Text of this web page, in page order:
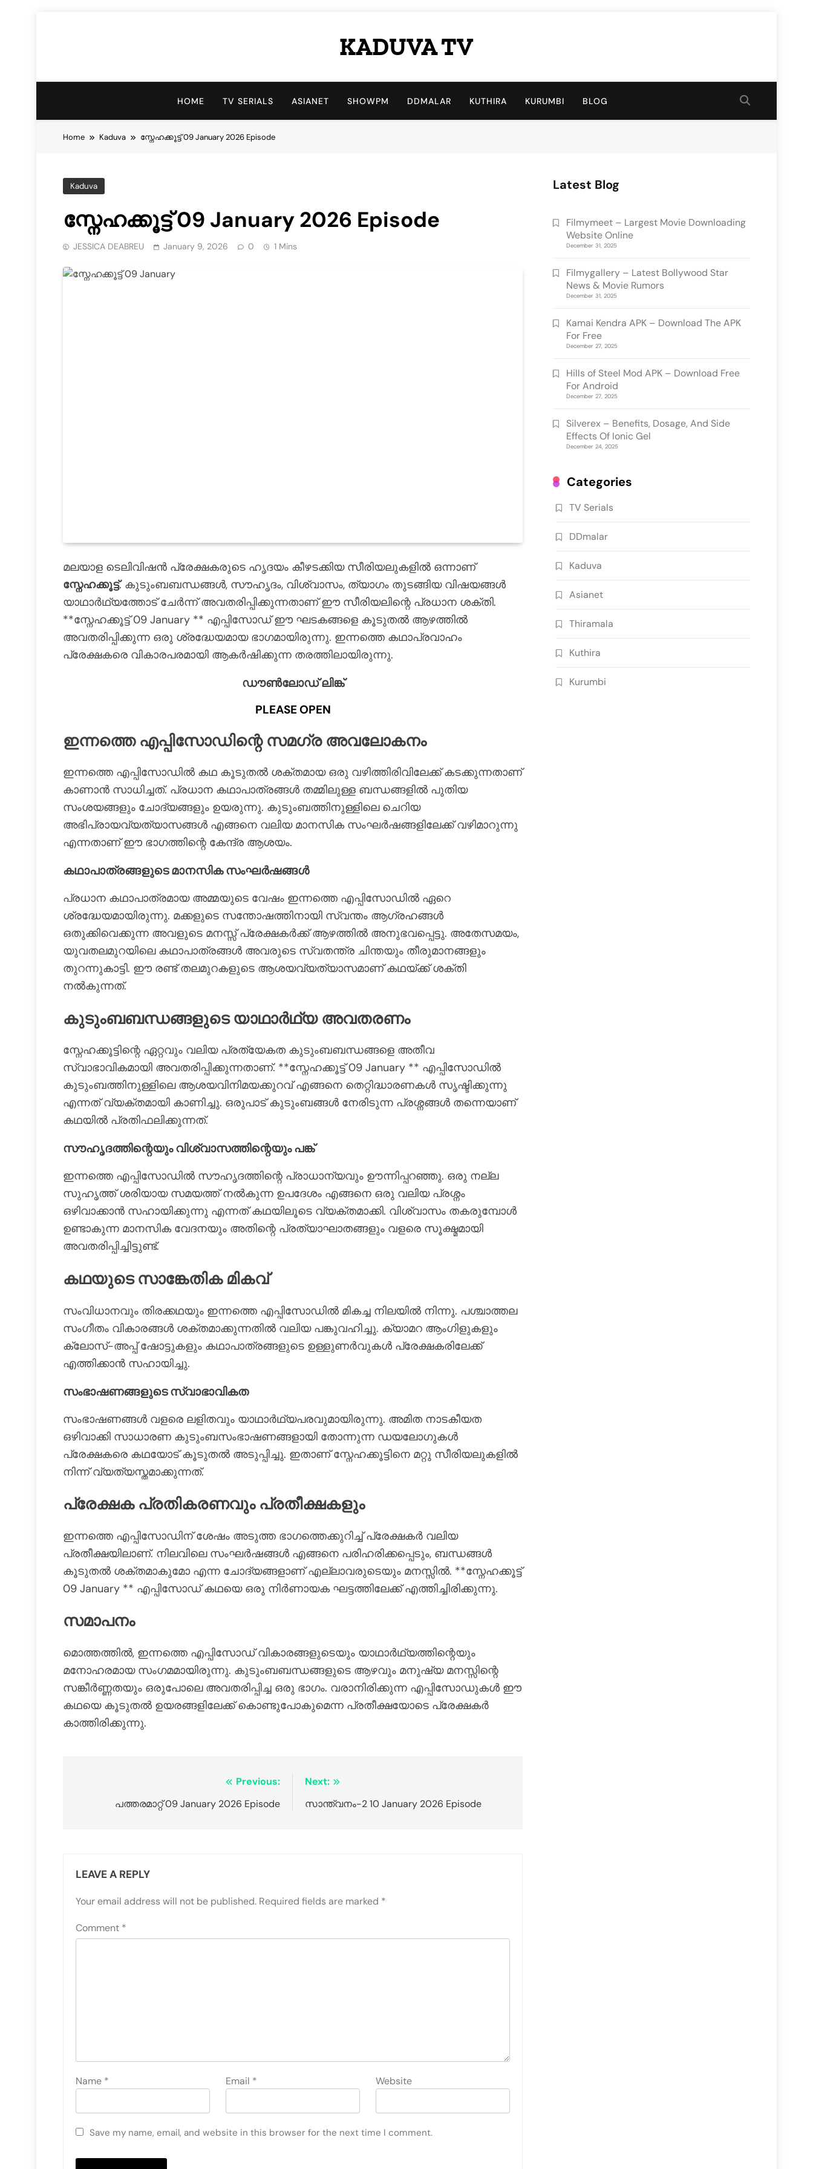
KADUVA TV
HOME TV SERIALS ASIANET SHOWPM DDMALAR KUTHIRA KURUMBI BLOG
Home Kaduva സ്നേഹക്കൂട്ട് 09 January 2026 Episode
Kaduva
സ്നേഹക്കൂട്ട് 09 January 2026 Episode
JESSICA DEABREU January 9, 2026 0 1 Mins
മലയാള ടെലിവിഷൻ പ്രേക്ഷകരുടെ ഹൃദയം കീഴടക്കിയ സീരിയലുകളിൽ ഒന്നാണ്
സ്നേഹക്കൂട്ട്. കുടുംബബന്ധങ്ങൾ, സൗഹൃദം, വിശ്വാസം, ത്യാഗം തുടങ്ങിയ വിഷയങ്ങൾ
യാഥാർഥ്യത്തോട് ചേർന്ന് അവതരിപ്പിക്കുന്നതാണ് ഈ സീരിയലിന്റെ പ്രധാന ശക്തി.
**സ്നേഹക്കൂട്ട് 09 January ** എപ്പിസോഡ് ഈ ഘടകങ്ങളെ കൂടുതൽ ആഴത്തിൽ
അവതരിപ്പിക്കുന്ന ഒരു ശ്രദ്ധേയമായ ഭാഗമായിരുന്നു. ഇന്നത്തെ കഥാപ്രവാഹം
പ്രേക്ഷകരെ വികാരപരമായി ആകർഷിക്കുന്ന തരത്തിലായിരുന്നു.
ഡൗൺലോഡ് ലിങ്ക്
PLEASE OPEN
ഇന്നത്തെ എപ്പിസോഡിന്റെ സമഗ്ര അവലോകനം
ഇന്നത്തെ എപ്പിസോഡിൽ കഥ കൂടുതൽ ശക്തമായ ഒരു വഴിത്തിരിവിലേക്ക് കടക്കുന്നതാണ്
കാണാൻ സാധിച്ചത്. പ്രധാന കഥാപാത്രങ്ങൾ തമ്മിലുള്ള ബന്ധങ്ങളിൽ പുതിയ
സംശയങ്ങളും ചോദ്യങ്ങളും ഉയരുന്നു. കുടുംബത്തിനുള്ളിലെ ചെറിയ
അഭിപ്രായവ്യത്യാസങ്ങൾ എങ്ങനെ വലിയ മാനസിക സംഘർഷങ്ങളിലേക്ക് വഴിമാറുന്നു
എന്നതാണ് ഈ ഭാഗത്തിന്റെ കേന്ദ്ര ആശയം.
കഥാപാത്രങ്ങളുടെ മാനസിക സംഘർഷങ്ങൾ
പ്രധാന കഥാപാത്രമായ അമ്മയുടെ വേഷം ഇന്നത്തെ എപ്പിസോഡിൽ ഏറെ
ശ്രദ്ധേയമായിരുന്നു. മക്കളുടെ സന്തോഷത്തിനായി സ്വന്തം ആഗ്രഹങ്ങൾ
ഒതുക്കിവെക്കുന്ന അവളുടെ മനസ്സ് പ്രേക്ഷകർക്ക് ആഴത്തിൽ അനുഭവപ്പെട്ടു. അതേസമയം,
യുവതലമുറയിലെ കഥാപാത്രങ്ങൾ അവരുടെ സ്വതന്ത്ര ചിന്തയും തീരുമാനങ്ങളും
തുറന്നുകാട്ടി. ഈ രണ്ട് തലമുറകളുടെ ആശയവ്യത്യാസമാണ് കഥയ്ക്ക് ശക്തി
നൽകുന്നത്.
കുടുംബബന്ധങ്ങളുടെ യാഥാർഥ്യ അവതരണം
സ്നേഹക്കൂട്ടിന്റെ ഏറ്റവും വലിയ പ്രത്യേകത കുടുംബബന്ധങ്ങളെ അതീവ
സ്വാഭാവികമായി അവതരിപ്പിക്കുന്നതാണ്. **സ്നേഹക്കൂട്ട് 09 January ** എപ്പിസോഡിൽ
കുടുംബത്തിനുള്ളിലെ ആശയവിനിമയക്കുറവ് എങ്ങനെ തെറ്റിദ്ധാരണകൾ സൃഷ്ടിക്കുന്നു
എന്നത് വ്യക്തമായി കാണിച്ചു. ഒരുപാട് കുടുംബങ്ങൾ നേരിടുന്ന പ്രശ്നങ്ങൾ തന്നെയാണ്
കഥയിൽ പ്രതിഫലിക്കുന്നത്.
സൗഹൃദത്തിന്റെയും വിശ്വാസത്തിന്റെയും പങ്ക്
ഇന്നത്തെ എപ്പിസോഡിൽ സൗഹൃദത്തിന്റെ പ്രാധാന്യവും ഊന്നിപ്പറഞ്ഞു. ഒരു നല്ല
സുഹൃത്ത് ശരിയായ സമയത്ത് നൽകുന്ന ഉപദേശം എങ്ങനെ ഒരു വലിയ പ്രശ്നം
ഒഴിവാക്കാൻ സഹായിക്കുന്നു എന്നത് കഥയിലൂടെ വ്യക്തമാക്കി. വിശ്വാസം തകരുമ്പോൾ
ഉണ്ടാകുന്ന മാനസിക വേദനയും അതിന്റെ പ്രത്യാഘാതങ്ങളും വളരെ സൂക്ഷ്മമായി
അവതരിപ്പിച്ചിട്ടുണ്ട്.
കഥയുടെ സാങ്കേതിക മികവ്
സംവിധാനവും തിരക്കഥയും ഇന്നത്തെ എപ്പിസോഡിൽ മികച്ച നിലയിൽ നിന്നു. പശ്ചാത്തല
സംഗീതം വികാരങ്ങൾ ശക്തമാക്കുന്നതിൽ വലിയ പങ്കുവഹിച്ചു. ക്യാമറ ആംഗിളുകളും
ക്ലോസ്-അപ്പ് ഷോട്ടുകളും കഥാപാത്രങ്ങളുടെ ഉള്ളുണർവുകൾ പ്രേക്ഷകരിലേക്ക്
എത്തിക്കാൻ സഹായിച്ചു.
സംഭാഷണങ്ങളുടെ സ്വാഭാവികത
സംഭാഷണങ്ങൾ വളരെ ലളിതവും യാഥാർഥ്യപരവുമായിരുന്നു. അമിത നാടകീയത
ഒഴിവാക്കി സാധാരണ കുടുംബസംഭാഷണങ്ങളായി തോന്നുന്ന ഡയലോഗുകൾ
പ്രേക്ഷകരെ കഥയോട് കൂടുതൽ അടുപ്പിച്ചു. ഇതാണ് സ്നേഹക്കൂട്ടിനെ മറ്റു സീരിയലുകളിൽ
നിന്ന് വ്യത്യസ്തമാക്കുന്നത്.
പ്രേക്ഷക പ്രതികരണവും പ്രതീക്ഷകളും
ഇന്നത്തെ എപ്പിസോഡിന് ശേഷം അടുത്ത ഭാഗത്തെക്കുറിച്ച് പ്രേക്ഷകർ വലിയ
പ്രതീക്ഷയിലാണ്. നിലവിലെ സംഘർഷങ്ങൾ എങ്ങനെ പരിഹരിക്കപ്പെടും, ബന്ധങ്ങൾ
കൂടുതൽ ശക്തമാകുമോ എന്ന ചോദ്യങ്ങളാണ് എല്ലാവരുടെയും മനസ്സിൽ. **സ്നേഹക്കൂട്ട്
09 January ** എപ്പിസോഡ് കഥയെ ഒരു നിർണായക ഘട്ടത്തിലേക്ക് എത്തിച്ചിരിക്കുന്നു.
സമാപനം
മൊത്തത്തിൽ, ഇന്നത്തെ എപ്പിസോഡ് വികാരങ്ങളുടെയും യാഥാർഥ്യത്തിന്റെയും
മനോഹരമായ സംഗമമായിരുന്നു. കുടുംബബന്ധങ്ങളുടെ ആഴവും മനുഷ്യ മനസ്സിന്റെ
സങ്കീർണ്ണതയും ഒരുപോലെ അവതരിപ്പിച്ച ഒരു ഭാഗം. വരാനിരിക്കുന്ന എപ്പിസോഡുകൾ ഈ
കഥയെ കൂടുതൽ ഉയരങ്ങളിലേക്ക് കൊണ്ടുപോകുമെന്ന പ്രതീക്ഷയോടെ പ്രേക്ഷകർ
കാത്തിരിക്കുന്നു.
Previous:
പത്തരമാറ്റ് 09 January 2026 Episode
Next:
സാന്ത്വനം-2 10 January 2026 Episode
LEAVE A REPLY
Your email address will not be published. Required fields are marked *
Comment *
Name * Email * Website
Save my name, email, and website in this browser for the next time I comment.
Latest Blog
Filmymeet – Largest Movie Downloading
Website Online
December 31, 2025
Filmygallery – Latest Bollywood Star
News & Movie Rumors
December 31, 2025
Kamai Kendra APK – Download The APK
For Free
December 27, 2025
Hills of Steel Mod APK – Download Free
For Android
December 27, 2025
Silverex – Benefits, Dosage, And Side
Effects Of Ionic Gel
December 24, 2025
Categories
TV Serials
DDmalar
Kaduva
Asianet
Thiramala
Kuthira
Kurumbi